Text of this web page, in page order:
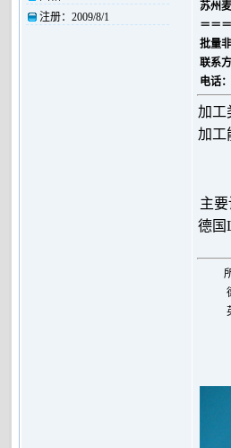
注册： 2009/8/1
苏州
＝＝
批量
联系方
电话
加工
加工
主要
德国
所
德国
英